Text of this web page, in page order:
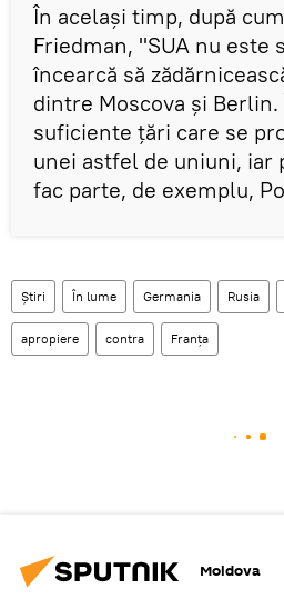
În același timp, după
Friedman, "SUA nu este
încearcă să
dintre Moscova și Berlin.
suficiente țări care se
unei astfel de uniuni, iar
fac parte, de exemplu,
Știri În lume Germania Rusia
apropiere contra Franța
Moldova